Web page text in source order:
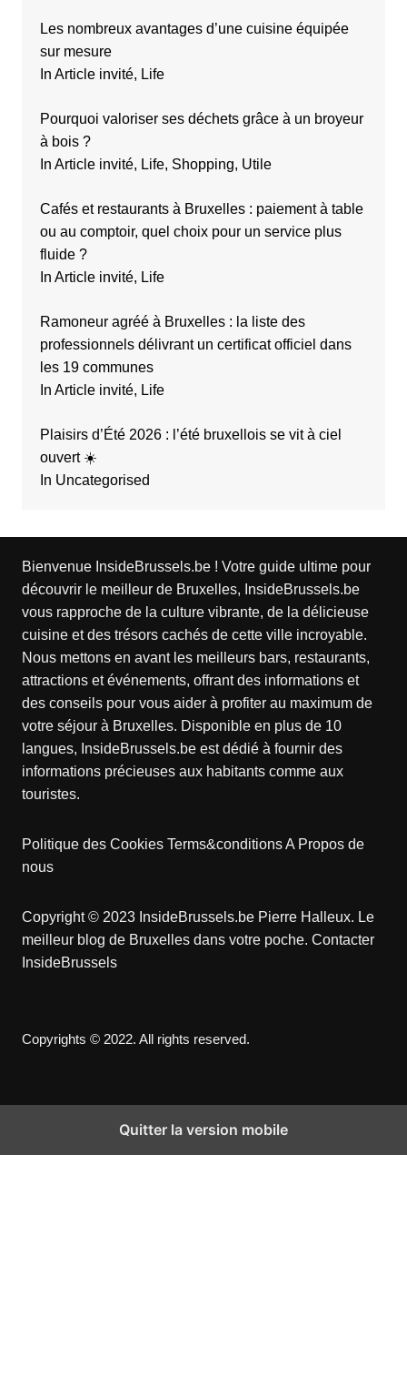
Les nombreux avantages d’une cuisine équipée
sur mesure
In Article invité, Life
Pourquoi valoriser ses déchets grâce à un broyeur
à bois ?
In Article invité, Life, Shopping, Utile
Cafés et restaurants à Bruxelles : paiement à table
ou au comptoir, quel choix pour un service plus
fluide ?
In Article invité, Life
Ramoneur agréé à Bruxelles : la liste des
professionnels délivrant un certificat officiel dans
les 19 communes
In Article invité, Life
Plaisirs d’Été 2026 : l’été bruxellois se vit à ciel
ouvert ☀️
In Uncategorised
Bienvenue InsideBrussels.be ! Votre guide ultime pour
découvrir le meilleur de Bruxelles, InsideBrussels.be
vous rapproche de la culture vibrante, de la délicieuse
cuisine et des trésors cachés de cette ville incroyable.
Nous mettons en avant les meilleurs bars, restaurants,
attractions et événements, offrant des informations et
des conseils pour vous aider à profiter au maximum de
votre séjour à Bruxelles. Disponible en plus de 10
langues, InsideBrussels.be est dédié à fournir des
informations précieuses aux habitants comme aux
touristes.
Politique des Cookies Terms&conditionsA Propos de
nous
Copyright © 2023 InsideBrussels.be Pierre Halleux. Le
meilleur blog de Bruxelles dans votre poche. Contacter
InsideBrussels
Copyrights © 2022. All rights reserved.
Quitter la version mobile